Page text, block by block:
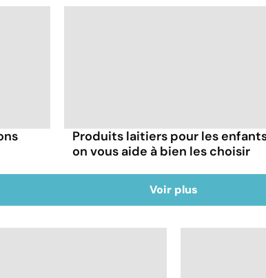
Produits laitiers pour les
on vous aide à bien les choisir
Voir plus